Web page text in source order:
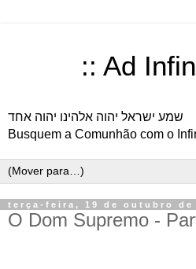
:: Ad
שמע ישראל יהוה אלהינו יהוה אחד
Busquem a Comunhão com o
terça-feira, 19 de outubro de
O Dom Supremo -